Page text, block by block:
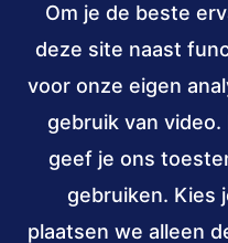
Om je de beste
deze site naast
voor onze eigen
gebruik van
geef je ons
gebruiken. Kies
plaatsen we alleen
Contact
030 - 239 82 70
info@accessibility.nl
Sociale
media
LinkedIn